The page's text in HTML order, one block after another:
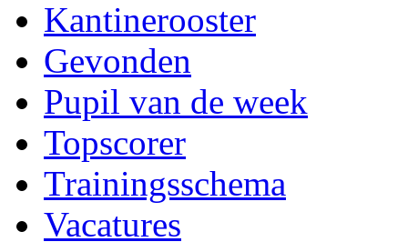
Kantinerooster
Gevonden
Pupil van de week
Topscorer
Trainingsschema
Vacatures